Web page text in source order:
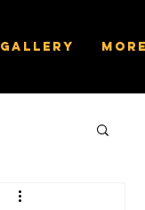
Gallery More